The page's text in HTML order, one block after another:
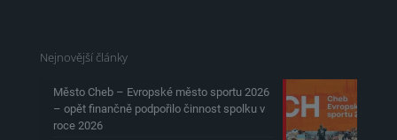
Nejnovější články
Město Cheb – Evropské město sportu 2026
– opět finančně podpořilo činnost spolku v
roce 2026